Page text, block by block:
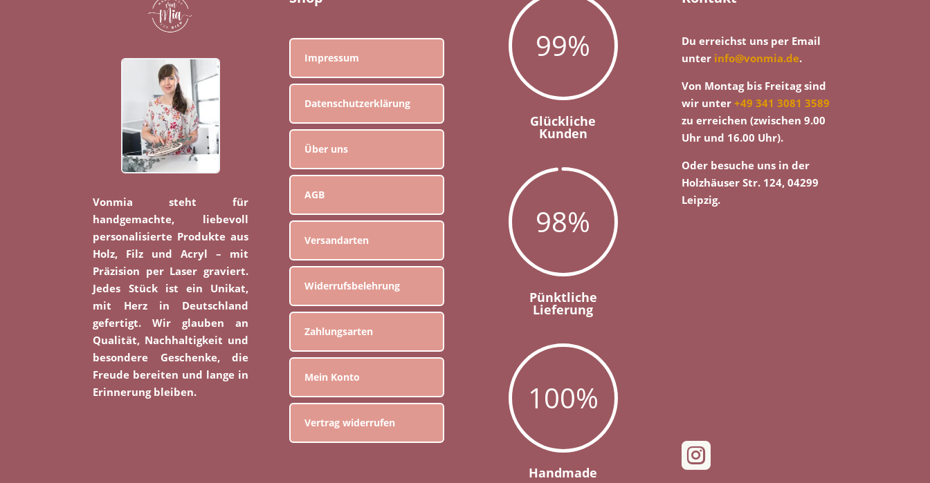
Vonmia steht für
handgemachte, liebevoll
personalisierte Produkte aus
Holz, Filz und Acryl – mit
Präzision per Laser graviert.
Jedes Stück ist ein Unikat,
mit Herz in Deutschland
gefertigt. Wir glauben an
Qualität, Nachhaltigkeit und
besondere Geschenke, die
Freude bereiten und lange in
Erinnerung bleiben.
Impressum
Datenschutzerklärung
Über uns
AGB
Versandarten
Widerrufsbelehrung
Zahlungsarten
Mein Konto
Vertrag widerrufen
99%
Glückliche
Kunden
98%
Pünktliche
Lieferung
100%
Handmade
Du erreichst uns per Email
unter info@vonmia.de.
Von Montag bis Freitag sind
wir unter+49 341 3081 3589
zu erreichen (zwischen 9.00
Uhr und 16.00 Uhr).
Oder besuche uns in der
Holzhäuser Str. 124, 04299
Leipzig.
